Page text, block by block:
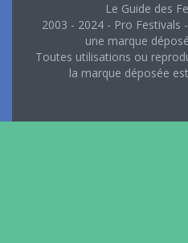
Le Guide des
2003 - 2024 - Pro Festivals
une marque
Toutes utilisations ou
la marque déposée